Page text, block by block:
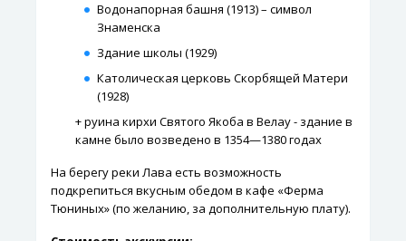
Водонапорная башня (1913) – символ
Знаменска
Здание школы (1929)
Католическая церковь Скорбящей Матери
(1928)
+ руина кирхи Святого Якоба в Велау - здание в
камне было возведено в 1354—1380 годах
На берегу реки Лава есть возможность
подкрепиться вкусным обедом в кафе «Ферма
Тюниных» (по желанию, за дополнительную плату).